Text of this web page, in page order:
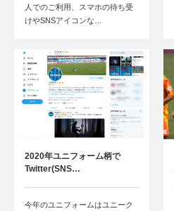
人でのご利用、スマホの待ち受
けやSNSアイコンな…
2020年ユニフォーム柄で
Twitter(SNS…
今年のユニフォームはユニーク